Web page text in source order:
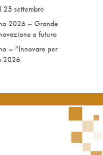
25 settembre
2026 – Grande
e futuro
– “Innovare per
2026